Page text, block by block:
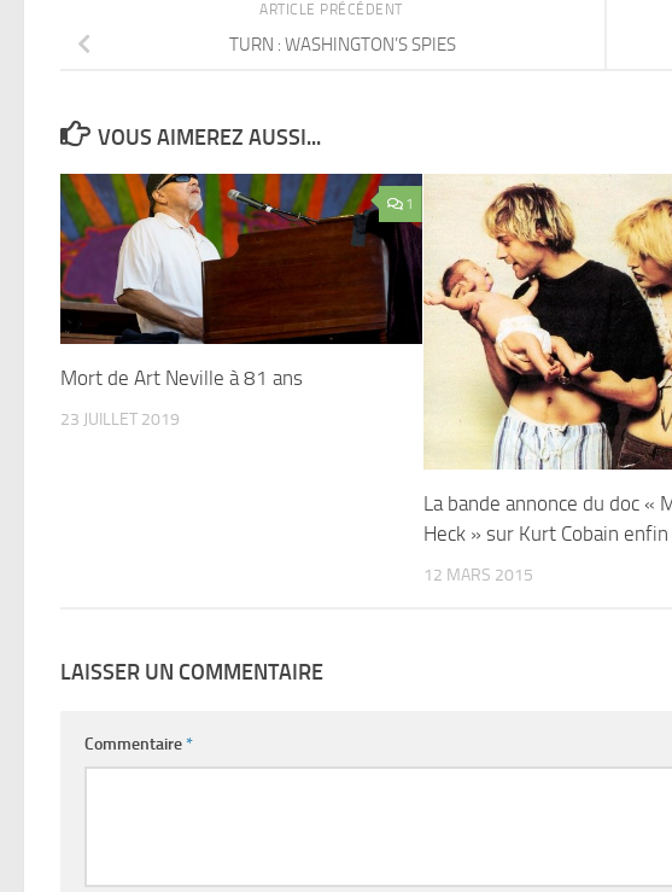
ARTICLE PRÉCÉDENT
TURN : WASHINGTON’S SPIES
VOUS AIMEREZ AUSSI...
1
Mort de Art Neville à 81 ans
23 JUILLET 2019
La bande annonce du doc «
Heck » sur Kurt Cobain enfin
12 MARS 2015
LAISSER UN COMMENTAIRE
Commentaire*